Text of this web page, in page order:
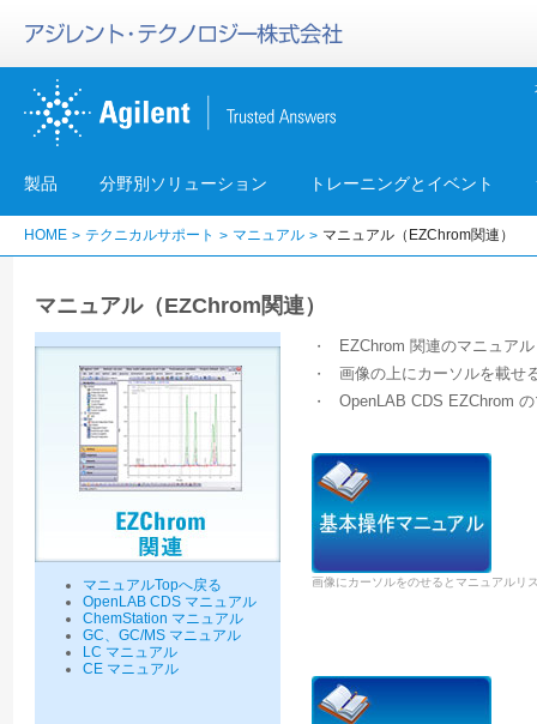
製品 分野別ソリューション トレーニングとイベント
HOME テクニカルサポート マニュアル マニュアル（EZChrom関連）
マニュアル（EZChrom関連）
マニュアルTopへ戻る
OpenLAB CDS マニュアル
ChemStation マニュアル
GC、GC/MS マニュアル
LC マニュアル
CE マニュアル
・ EZChrom 関連のマニュア
・ 画像の上にカーソルを載せ
・ OpenLAB CDS EZChrom
画像にカーソルをのせるとマニュアルリ